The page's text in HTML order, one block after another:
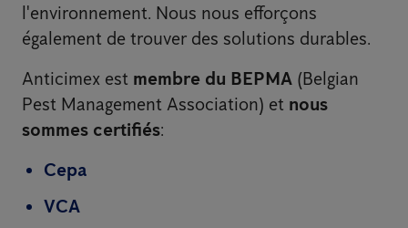
l'environnement. Nous nous efforçons
également de trouver des solutions durables.
Anticimex est membre du BEPMA (Belgian
Pest Management Association) et nous
sommes certifiés:
Cepa
VCA